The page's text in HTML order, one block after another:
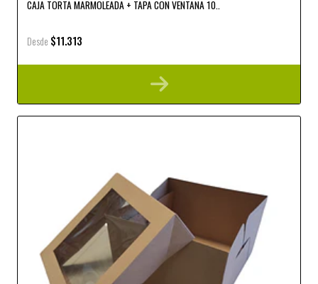
CAJA TORTA MARMOLEADA + TAPA CON VENTANA 10..
Desde $11.313